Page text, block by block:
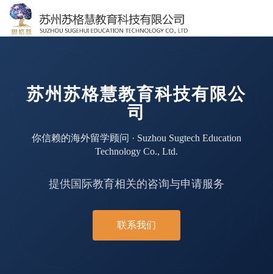
苏州苏格慧教育科技有限公
司
你信赖的海外留学顾问 · Suzhou Sugtech Education
Technology Co., Ltd.
提供国际教育相关的咨询与申请服务
联系我们